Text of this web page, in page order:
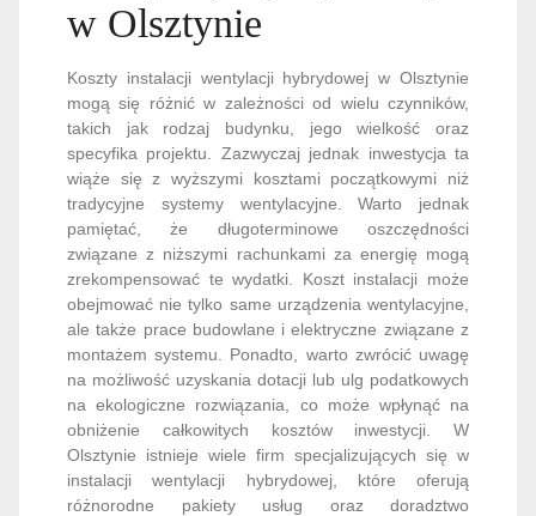
w Olsztynie
Koszty instalacji wentylacji hybrydowej w Olsztynie
mogą się różnić w zależności od wielu czynników,
takich jak rodzaj budynku, jego wielkość oraz
specyfika projektu. Zazwyczaj jednak inwestycja ta
wiąże się z wyższymi kosztami początkowymi niż
tradycyjne systemy wentylacyjne. Warto jednak
pamiętać, że długoterminowe oszczędności
związane z niższymi rachunkami za energię mogą
zrekompensować te wydatki. Koszt instalacji może
obejmować nie tylko same urządzenia wentylacyjne,
ale także prace budowlane i elektryczne związane z
montażem systemu. Ponadto, warto zwrócić uwagę
na możliwość uzyskania dotacji lub ulg podatkowych
na ekologiczne rozwiązania, co może wpłynąć na
obniżenie całkowitych kosztów inwestycji. W
Olsztynie istnieje wiele firm specjalizujących się w
instalacji wentylacji hybrydowej, które oferują
różnorodne pakiety usług oraz doradztwo